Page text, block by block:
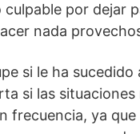
culpable por dejar
nada
si le ha sucedido
si las
frecuencia, ya que